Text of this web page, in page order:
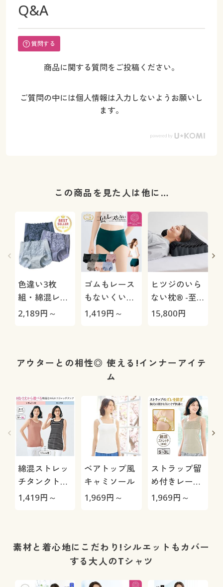
Q&A
質問する
商品に関する質問をご投稿ください。
ご質問の中には個人情報は入力しないようお願いし
ます。
この商品を見た人は他に…
色違い3枚
組・綿混レー
シィショーツ
2,189円～
ゴムもレース
もないくい込
みにくいショ
1,419円～
ヒツジのいら
ない枕® -至
極-
15,800円
アウターとの相性◎ 使える!インナーアイテ
ム
綿混ストレッ
チタンクトッ
プ(2丈展開)
1,419円～
ベアトップ風
キャミソール
1,969円～
ストラップ留
め付きレース
使いタンクト
1,969円～
素材と着心地にこだわり!シルエットもカバー
する大人のTシャツ